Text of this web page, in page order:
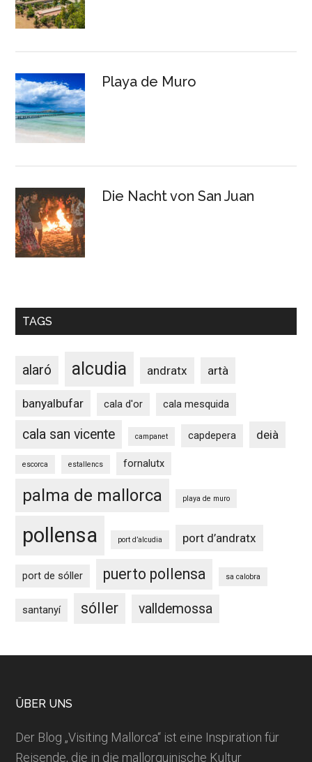
Playa de Muro
Die Nacht von San Juan
TAGS
alaró alcudia andratx artà
banyalbufar cala d'or cala mesquida
cala san vicente campanet capdepera deià
escorca estallencs fornalutx
palma de mallorca playa de muro
pollensa port d’alcudia port d’andratx
port de sóller puerto pollensa sa calobra
santanyí sóller valldemossa
Footer
ÜBER UNS
Der Blog „Visiting Mallorca“ ist eine Inspiration für
Reisende, die in die mallorquinische Kultur